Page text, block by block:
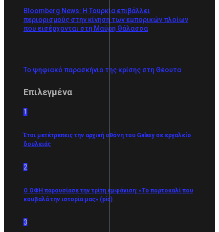
Bloomberg News: Η Τουρκία επιβάλλει
περιορισμούς στην κίνηση των εμπορικών πλοίων
που εισέρχονται στη Μαύρη Θάλασσα
Το ψηφιακό παρασκήνιο της κρίσης στη Θέουτα
Επιλεγμένα
1
Έτσι μετέτρεπεις την αρχική οθόνη του Galaxy σε εργαλείο
δουλειάς
2
Ο ΟΦΗ παρουσίασε την τρίτη εμφάνιση: «Το πορτοκαλί που
κουβαλά την ιστορία μας» (pic)
3